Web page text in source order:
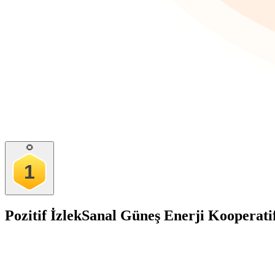
🌻
1
Pozitif İzlekSanal Güneş Enerji